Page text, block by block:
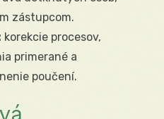
zástupcom.
korekcie procesov,
primerané a
poučení.